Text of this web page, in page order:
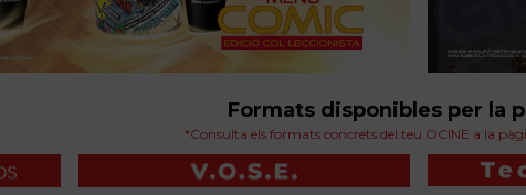
Formats disponibles per la
*Consulta els formats concrets del teu OCINE a la